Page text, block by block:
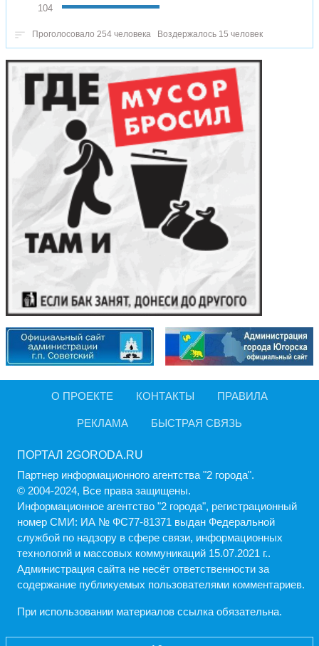
104
Проголосовало 254 человека Воздержалось 15 человек
О ПРОЕКТЕ КОНТАКТЫ ПРАВИЛА
РЕКЛАМА БЫСТРАЯ СВЯЗЬ
ПОРТАЛ 2GORODA.RU
Партнер информационного агентства "2 города".
© 2004-2024, Все права защищены.
Информационное агентство "2 города", регистрационный
номер СМИ: ИА № ФС77-81371 выдан Федеральной
службой по надзору в сфере связи, информационных
технологий и массовых коммуникаций 15.07.2021 г..
Администрация cайта не несёт ответственности за
содержание публикуемых пользователями комментариев.
При использовании материалов ссылка обязательна.